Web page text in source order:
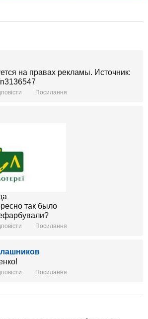
на правах рекламы. Источник:
Посилання
так было
Посилання
Посилання